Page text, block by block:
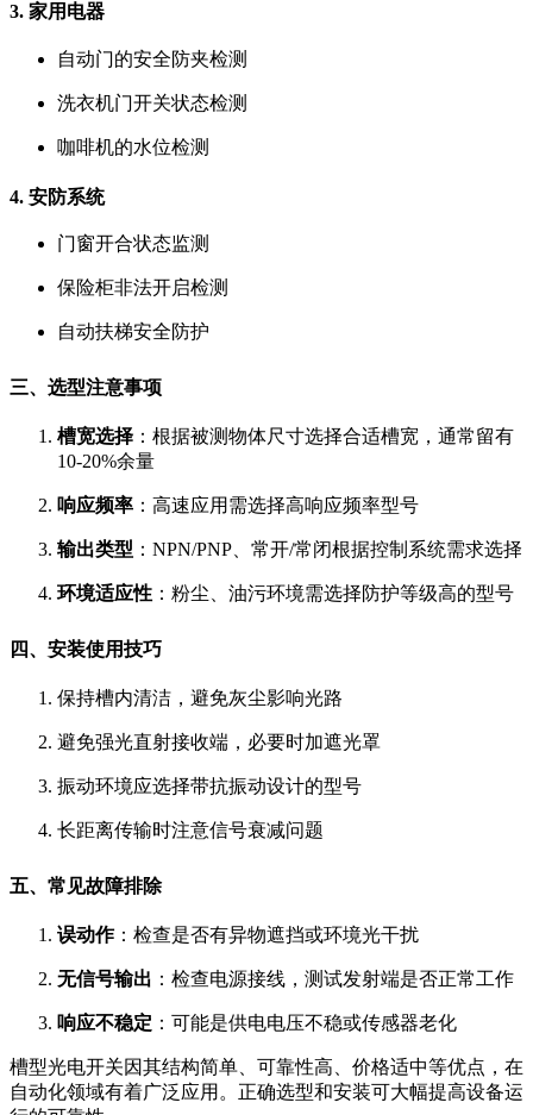
3. 家用电器
自动门的安全防夹检测
洗衣机门开关状态检测
咖啡机的水位检测
4. 安防系统
门窗开合状态监测
保险柜非法开启检测
自动扶梯安全防护
三、选型注意事项
槽宽选择 ：根据被测物体尺寸选择合适槽宽，通常留有
10-20%余量
响应频率 ：高速应用需选择高响应频率型号
输出类型 ：NPN/PNP、常开/常闭根据控制系统需求选择
环境适应性 ：粉尘、油污环境需选择防护等级高的型号
四、安装使用技巧
保持槽内清洁，避免灰尘影响光路
避免强光直射接收端，必要时加遮光罩
振动环境应选择带抗振动设计的型号
长距离传输时注意信号衰减问题
五、常见故障排除
误动作：检查是否有异物遮挡或环境光干扰
无信号输出 ：检查电源接线，测试发射端是否正常工作
响应不稳定 ：可能是供电电压不稳或传感器老化
槽型光电开关因其结构简单、可靠性高、价格适中等优点，在
自动化领域有着广泛应用。正确选型和安装可大幅提高设备运